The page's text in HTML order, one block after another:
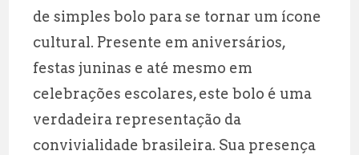
de simples bolo para se tornar um ícone
cultural. Presente em aniversários,
festas juninas e até mesmo em
celebrações escolares, este bolo é uma
verdadeira representação da
convivialidade brasileira. Sua presença